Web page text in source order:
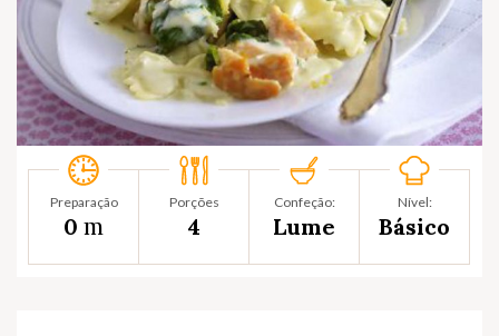
Preparação
0 m
Porções
4
Confeção:
Lume
Nível:
Básico